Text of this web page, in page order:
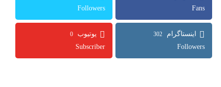
Fans
Followers
302
Followers
0
Subscriber